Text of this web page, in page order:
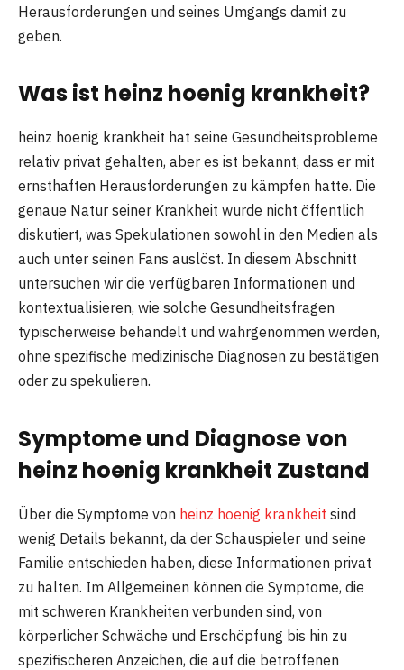
Herausforderungen und seines Umgangs damit zu
geben.
Was ist heinz hoenig krankheit?
heinz hoenig krankheit hat seine Gesundheitsprobleme
relativ privat gehalten, aber es ist bekannt, dass er mit
ernsthaften Herausforderungen zu kämpfen hatte. Die
genaue Natur seiner Krankheit wurde nicht öffentlich
diskutiert, was Spekulationen sowohl in den Medien als
auch unter seinen Fans auslöst. In diesem Abschnitt
untersuchen wir die verfügbaren Informationen und
kontextualisieren, wie solche Gesundheitsfragen
typischerweise behandelt und wahrgenommen werden,
ohne spezifische medizinische Diagnosen zu bestätigen
oder zu spekulieren.
Symptome und Diagnose von
heinz hoenig krankheit Zustand
Über die Symptome von heinz hoenig krankheit sind
wenig Details bekannt, da der Schauspieler und seine
Familie entschieden haben, diese Informationen privat
zu halten. Im Allgemeinen können die Symptome, die
mit schweren Krankheiten verbunden sind, von
körperlicher Schwäche und Erschöpfung bis hin zu
spezifischeren Anzeichen, die auf die betroffenen